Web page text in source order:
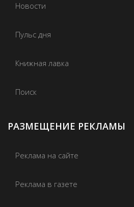
Новости
Пульс дня
Книжная лавка
Поиск
РАЗМЕЩЕНИЕ РЕКЛАМЫ
Реклама на сайте
Реклама в газете